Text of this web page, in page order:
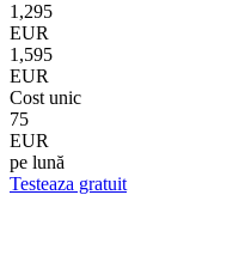
1,295
EUR
1,595
EUR
Cost unic
75
EUR
pe lună
Testeaza gratuit